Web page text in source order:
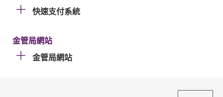
快速支付系統
金管局網站
金管局網站